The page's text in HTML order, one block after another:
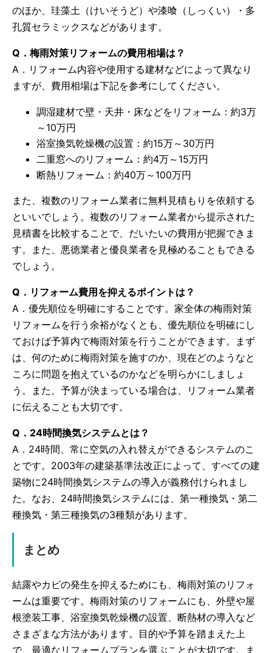
のほか、珪藻土（けいそうど）や漆喰（しっくい）・多
孔質セラミックスなどがあります。
Q．梅雨対策リフォームの費用相場は？
A．リフォーム内容や使用する建材などによって異なり
ますが、費用相場は下記を参考にしてください。
調湿建材で壁・天井・床などをリフォーム：約3万
～10万円
浴室換気乾燥機の設置：約15万～30万円
二重窓へのリフォーム：約4万～15万円
断熱リフォーム：約40万～100万円
また、複数のリフォーム業者に無料見積もりを依頼する
といいでしょう。複数のリフォーム業者から提示された
見積書を比較することで、だいたいの費用が把握できま
す。また、悪徳業者と優良業者を見極めることもできる
でしょう。
Q．リフォーム費用を抑えるポイントは？
A．優先順位を明確にすることです。家全体の梅雨対策
リフォームを行う余裕がなくとも、優先順位を明確にし
ておけば予算内で梅雨対策を行うことができます。まず
は、何のために梅雨対策を施すのか、現在どのようなと
ころに問題を抱えているのかなどを明らかにしましょ
う。また、予算が決まっている場合は、リフォーム業者
に伝えることも大切です。
Q．24時間換気システムとは？
A．24時間、常に空気の入れ替えができるシステムのこ
とです。2003年の建築基準法改正によって、すべての建
築物に24時間換気システムの導入が義務付けられまし
た。なお、24時間換気システムには、第一種換気・第二
種換気・第三種換気の3種類があります。
まとめ
結露やカビの発生を抑えるためにも、梅雨対策のリフォ
ームは重要です。梅雨対策のリフォームにも、外壁や屋
根塗装工事、浴室換気乾燥機の設置、断熱材の導入など
さまざまな方法があります。目的や予算を踏まえた上
で、最適なリフォームプランを選ぶことが大切です。ま